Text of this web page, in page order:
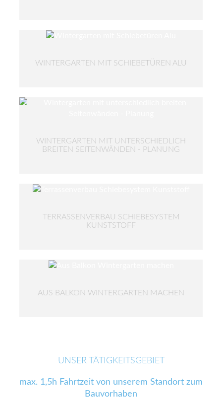
WINTERGARTEN MIT SCHIEBETÜREN ALU
WINTERGARTEN MIT UNTERSCHIEDLICH
BREITEN SEITENWÄNDEN - PLANUNG
TERRASSENVERBAU SCHIEBESYSTEM
KUNSTSTOFF
AUS BALKON WINTERGARTEN MACHEN
UNSER TÄTIGKEITSGEBIET
max. 1,5h Fahrtzeit von unserem Standort zum
Bauvorhaben